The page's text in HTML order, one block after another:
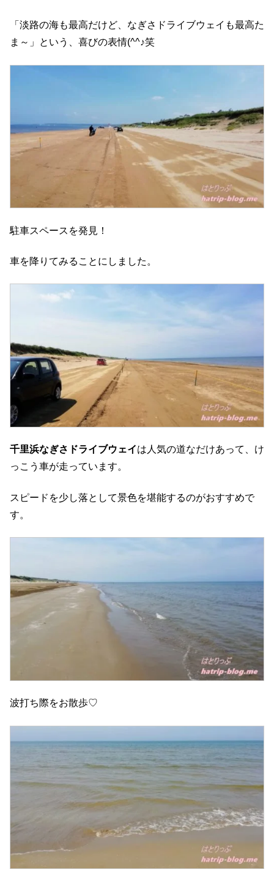
「淡路の海も最高だけど、なぎさドライブウェイも最高た
ま～」という、喜びの表情(^^♪笑
駐車スペースを発見！
車を降りてみることにしました。
千里浜なぎさドライブウェイは人気の道なだけあって、け
っこう車が走っています。
スピードを少し落として景色を堪能するのがおすすめで
す。
波打ち際をお散歩♡